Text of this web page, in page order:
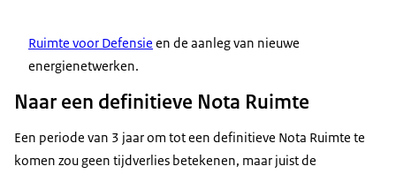
Ruimte voor Defensie en de aanleg van nieuwe
energienetwerken.
Naar een definitieve Nota Ruimte
Een periode van 3 jaar om tot een definitieve Nota Ruimte te
komen zou geen tijdverlies betekenen, maar juist de